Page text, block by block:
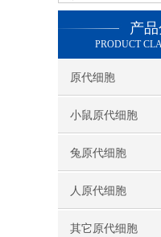
产
PRODUCT
原代细胞
小鼠原代细胞
兔原代细胞
人原代细胞
其它原代细胞